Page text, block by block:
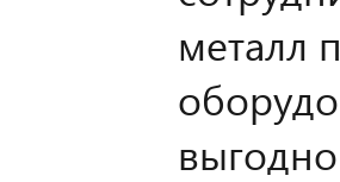
металл